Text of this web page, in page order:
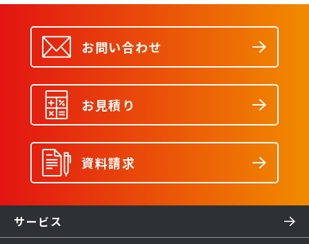
お問い合わせ
お見積り
資料請求
サービス